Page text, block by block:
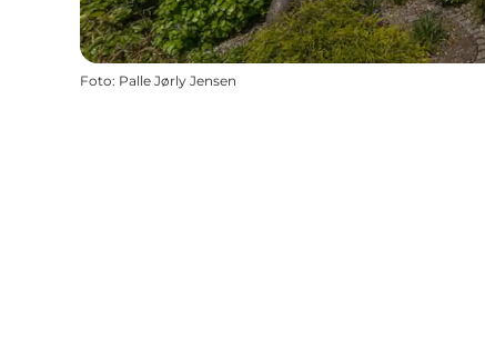
Foto: Palle Jørly Jensen